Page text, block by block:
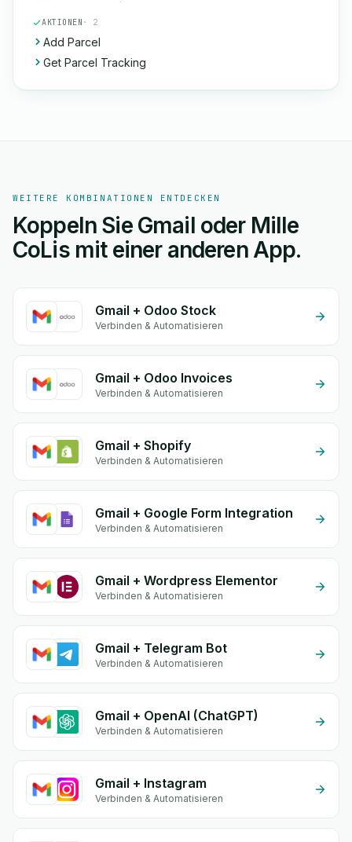
AKTIONEN · 2
Add Parcel
Get Parcel Tracking
WEITERE KOMBINATIONEN ENTDECKEN
Koppeln Sie Gmail oder Mille
CoLis mit einer anderen App.
Gmail + Odoo Stock
Verbinden & Automatisieren
Gmail + Odoo Invoices
Verbinden & Automatisieren
Gmail + Shopify
Verbinden & Automatisieren
Gmail + Google Form Integration
Verbinden & Automatisieren
Gmail + Wordpress Elementor
Verbinden & Automatisieren
Gmail + Telegram Bot
Verbinden & Automatisieren
Gmail + OpenAI (ChatGPT)
Verbinden & Automatisieren
Gmail + Instagram
Verbinden & Automatisieren